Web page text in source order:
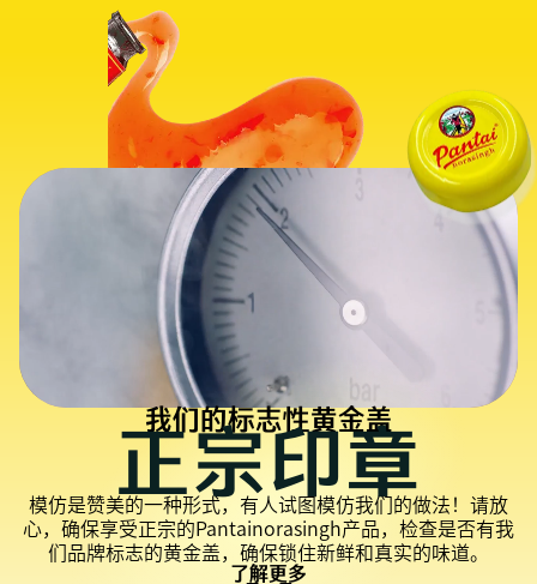
我们的标志性黄金盖
正宗印章
模仿是赞美的一种形式，有人试图模仿我们的做法！请放
心，确保享受正宗的Pantainorasingh产品，检查是否有我
们品牌标志的黄金盖，确保锁住新鲜和真实的味道。
了解更多